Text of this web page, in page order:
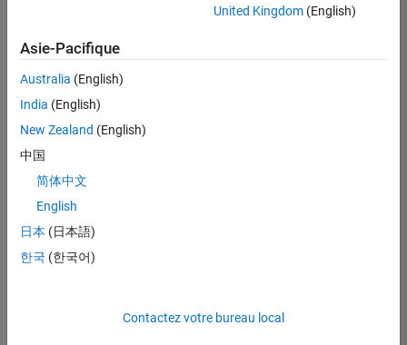
d'emploi.
malgré
tout
vous
trouvez
pas
d'offre
corresponde
à vos
United Kingdom(English)
Asie-Pacifique
Australia (English)
India (English)
New Zealand (English)
中国
简体中文
English
日本 (日本語)
한국 (한국어)
Contactez votre bureau local